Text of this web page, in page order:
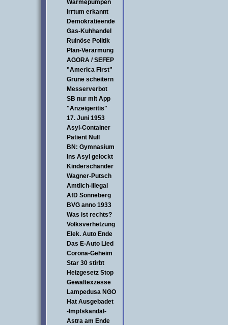
Wärmepumpen
Irrtum erkannt
Demokratieende
Gas-Kuhhandel
Ruinöse Politik
Plan-Verarmung
AGORA / SEFEP
"America First"
Grüne scheitern
Messerverbot
SB nur mit App
"Anzeigeritis"
17. Juni 1953
Asyl-Container
Patient Null
BN: Gymnasium
Ins Asyl gelockt
Kinderschänder
Wagner-Putsch
Amtlich-illegal
AfD Sonneberg
BVG anno 1933
Was ist rechts?
Volksverhetzung
Elek. Auto Ende
Das E-Auto Lied
Corona-Geheim
Star 30 stirbt
Heizgesetz Stop
Gewaltexzesse
Lampedusa NGO
Hat Ausgebadet
-Impfskandal-
Astra am Ende